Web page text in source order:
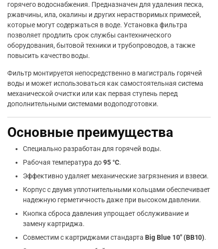
горячего водоснабжения. Предназначен для удаления песка,
ржавчины, ила, окалины и других нерастворимых примесей,
которые могут содержаться в воде. Установка фильтра
позволяет продлить срок службы сантехнического
оборудования, бытовой техники и трубопроводов, а также
повысить качество воды.
Фильтр монтируется непосредственно в магистраль горячей
воды и может использоваться как самостоятельная система
механической очистки или как первая ступень перед
дополнительными системами водоподготовки.
Основные преимущества
Специально разработан для горячей воды.
Рабочая температура до95 °C.
Эффективно удаляет механические загрязнения и взвеси.
Корпус с двумя уплотнительными кольцами обеспечивает
надежную герметичность даже при высоком давлении.
Кнопка сброса давления упрощает обслуживание и
замену картриджа.
Совместим с картриджами стандарта Big Blue 10″ (BB10).